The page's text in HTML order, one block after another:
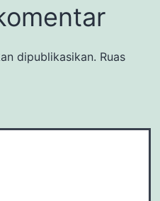
dipublikasikan. Ruas